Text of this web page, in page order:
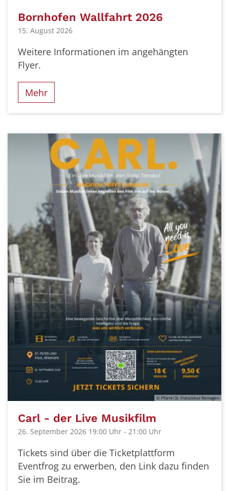
Bornhofen Wallfahrt 2026
15. August 2026
Weitere Informationen im angehängten
Flyer.
Mehr
© Pfarrei St. Franziskus Remagen
Carl - der Live Musikfilm
26. September 2026 19:00 Uhr - 21:00 Uhr
Tickets sind über die Ticketplattform
Eventfrog zu erwerben, den Link dazu finden
Sie im Beitrag.